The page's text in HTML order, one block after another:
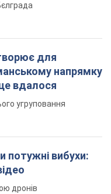
для
напрямку
вдалося
угруповання
потужні вибухи:
дронів